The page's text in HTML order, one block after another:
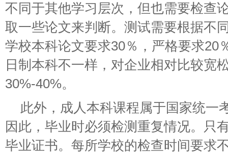
不同于其他学习层次，但也需要检查
取一些论文来判断。测试需要根据不
学校本科论文要求30％，严格要求20
日制本科不一样，对企业相对比较宽
30%-40%。
此外，成人本科课程属于国家统一
因此，毕业时必须检测重复情况。只
毕业证书。每所学校的检查时间要求